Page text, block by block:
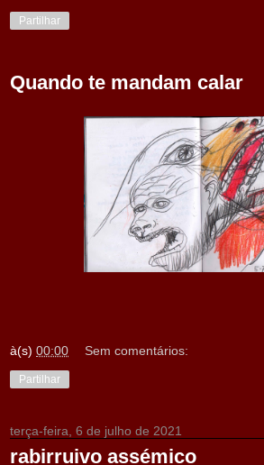
Partilhar
Quando te mandam calar
à(s) 00:00 Sem comentários:
Partilhar
terça-feira, 6 de julho de 2021
rabirruivo assémico